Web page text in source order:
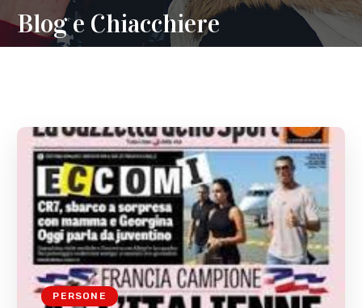
Blog e Chiacchiere
PERSONE